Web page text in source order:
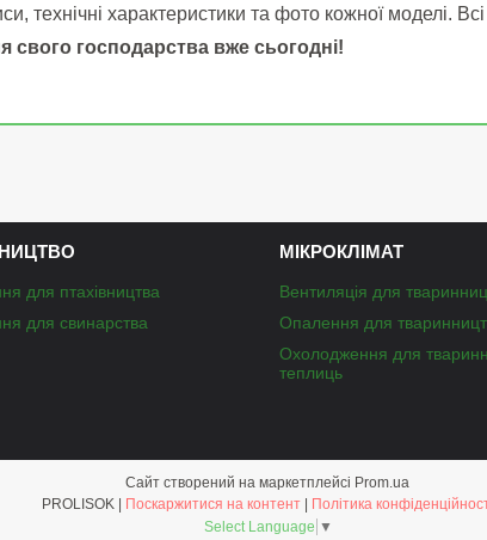
технічні характеристики та фото кожної моделі.
свого господарства вже сьогодні!
для птахівництва
для свинарства
МІКРОКЛІМАТ
Вентиляція для
Опалення для
Охолодження для
теплиць
Сайт створений на маркетплейсі Prom.ua
PROLISOK | Поскаржитися на контент | Політика
Select Language ▼